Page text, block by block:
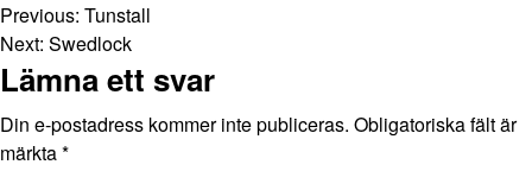
Previous: Tunstall
Next: Swedlock
Lämna ett svar
Din e-postadress kommer inte publiceras. Obligatoriska fält är
märkta*